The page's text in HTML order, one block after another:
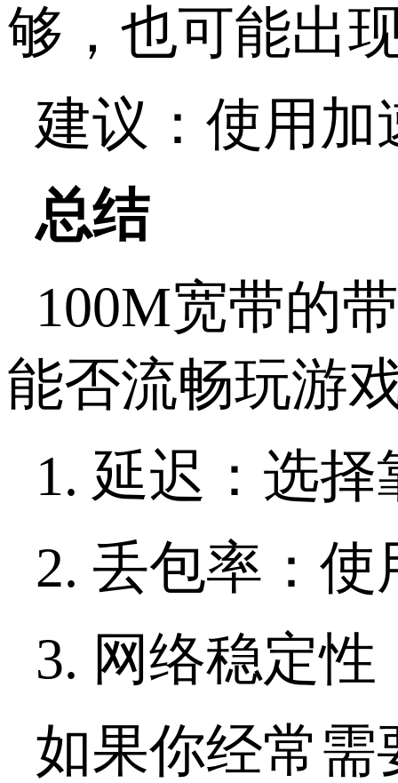
够，也可能出
建议：使用
总结
100M宽带的
能否流畅玩游
1. 延迟：选
2. 丢包率：
3. 网络稳定
如果你经常需